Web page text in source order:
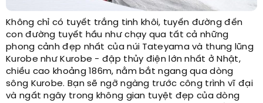
Không chỉ có tuyết trắng tinh khôi, tuyến đường đến
con đường tuyết hầu như chạy qua tất cả những
phong cảnh đẹp nhất của núi Tateyama và thung lũng
Kurobe như Kurobe - đập thủy điện lớn nhất ở Nhật,
chiều cao khoảng 186m, nằm bắt ngang qua dòng
sông Kurobe. Bạn sẽ ngỡ ngàng trước công trình vĩ đại
và ngất ngây trong không gian tuyệt đẹp của dòng